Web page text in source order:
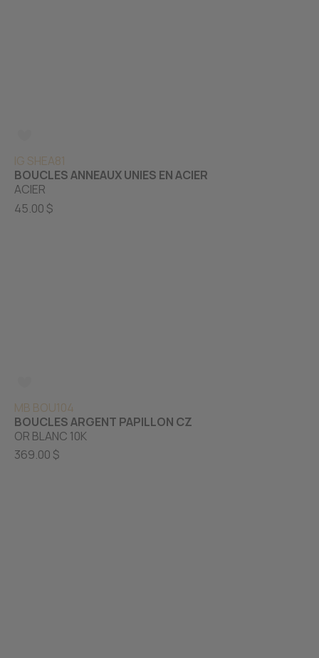
IG SHEA81
BOUCLES ANNEAUX UNIES EN ACIER
ACIER
45.00 $
MB BOU104
BOUCLES ARGENT PAPILLON CZ
OR BLANC 10K
369.00 $